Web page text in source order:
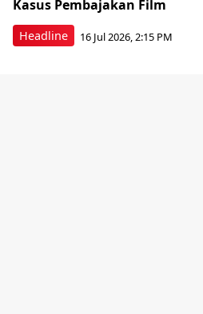
Headline
Kasus Pembajakan Film
16 Jul 2026, 2:15 PM